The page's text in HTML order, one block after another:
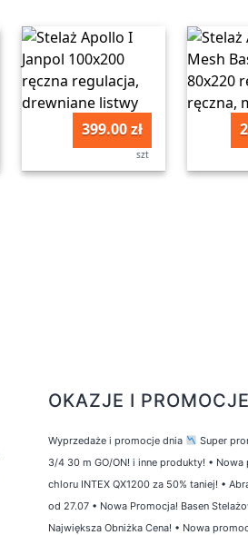
399.00 zł
szt
OKAZJE I PROMOCJE
Wyprzedaże i promocje dnia
Super
3/4 30 m GO/ON! i inne produkty! • Nowa
chloru INTEX QX1200 za 50% taniej! •
od 27.07 • Nowa Promocja! Basen
Największa Obniżka Cena! • Nowa